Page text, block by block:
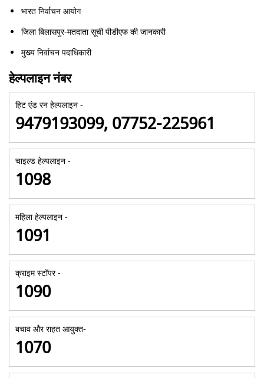
भारत निर्वाचन आयोग
जिला बिलासपुर-मतदाता सूची पीडीएफ की जानकारी
मुख्य निर्वाचन पदाधिकारी
हेल्पलाइन नंबर
हिट एंड रन हेल्पलाइन -
9479193099, 07752-225961
चाइल्ड हेल्पलाइन -
1098
महिला हेल्पलाइन -
1091
क्राइम स्टॉपर -
1090
बचाव और राहत आयुक्त-
1070